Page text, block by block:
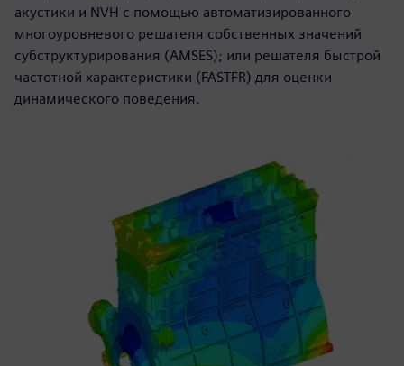
акустики и NVH с помощью автоматизированного
многоуровневого решателя собственных значений
субструктурирования (AMSES); или решателя быстрой
частотной характеристики (FASTFR) для оценки
динамического поведения.